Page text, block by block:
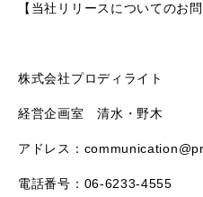
【当社リリースについてのお
株式会社プロディライト
経営企画室 清水・野木
アドレス：
電話番号：06-6233-4555